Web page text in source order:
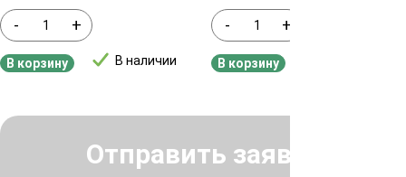
- +
В наличии
В корзину
- +
В корзину
Отправить заявку